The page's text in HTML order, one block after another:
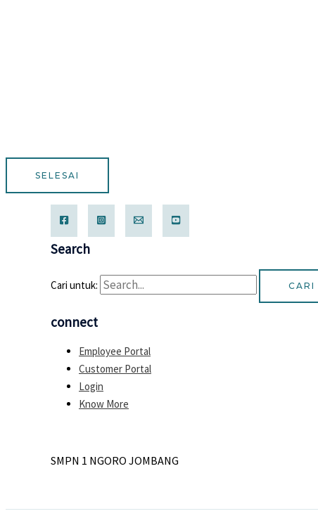
SELESAI
Search
Cari untuk:
connect
Employee Portal
Customer Portal
Login
Know More
SMPN 1 NGORO JOMBANG